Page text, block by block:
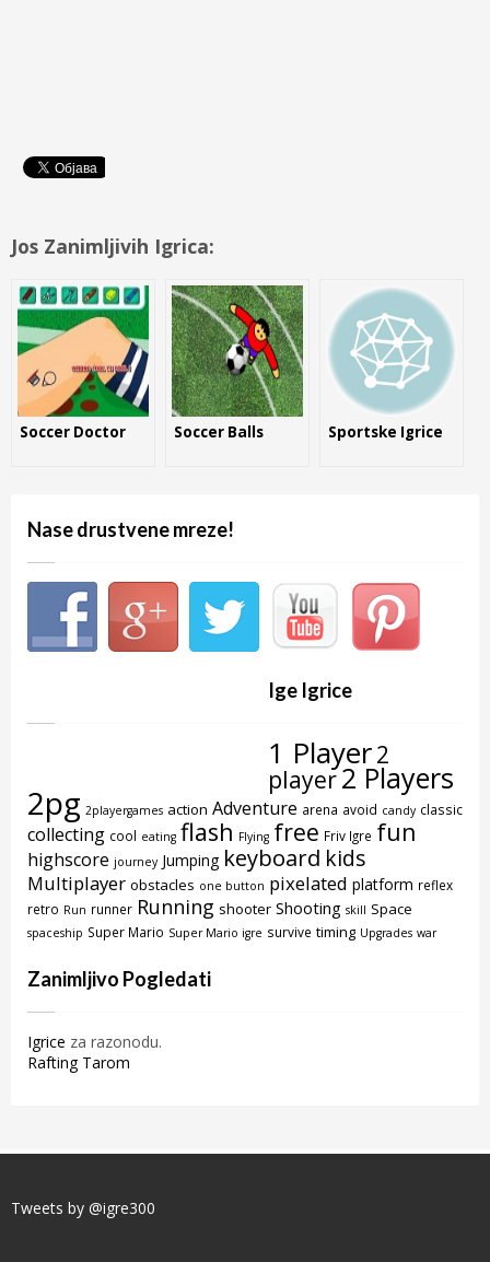
Jos Zanimljivih Igrica:
Soccer Doctor Soccer Balls Sportske Igrice
Nase drustvene mreze!
Ige Igrice
1 Player2
player2 Players
2pg 2playergames action Adventure arena avoid candy classic
collecting cool eating flash Flying free Friv Igre fun
highscore journey Jumping keyboard kids
Multiplayer obstacles one button pixelated platform reflex
retro Run runner Running shooter Shooting skill Space
spaceship Super Mario Super Mario igre survive timing Upgrades war
Zanimljivo Pogledati
Igrice za razonodu.
Rafting Tarom
Tweets by @igre300